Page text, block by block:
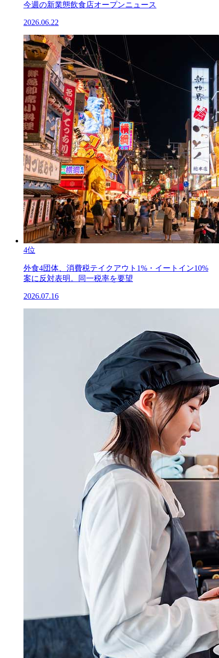
今週の新業態飲食店オープンニュース
2026.06.22
4位
外食4団体、消費税テイクアウト1%・イートイン10%
案に反対表明。同一税率を要望
2026.07.16